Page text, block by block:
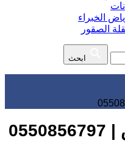
الخبراء
الصقور
ابحث